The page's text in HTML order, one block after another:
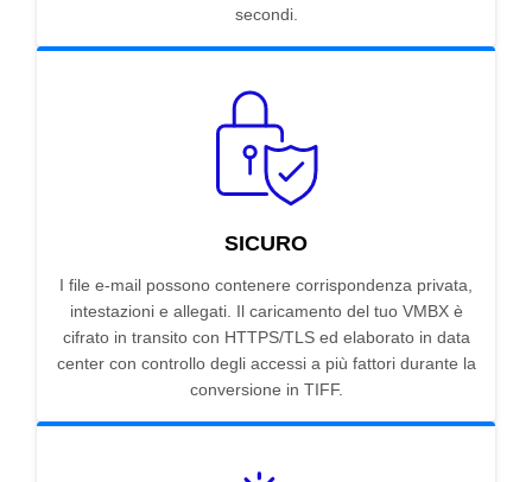
secondi.
SICURO
I file e-mail possono contenere corrispondenza privata,
intestazioni e allegati. Il caricamento del tuo VMBX è
cifrato in transito con HTTPS/TLS ed elaborato in data
center con controllo degli accessi a più fattori durante la
conversione in TIFF.